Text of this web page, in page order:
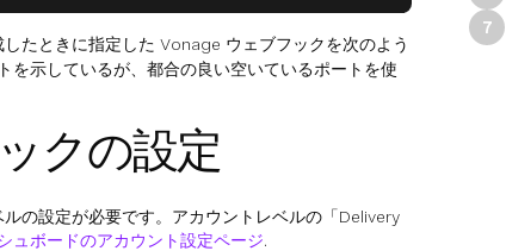
たときに指定した Vonage ウェブフックを次のよう
を示しているが、都合の良い空いているポートを使
クの設定
の設定が必要です。アカウントレベルの「Delivery
ュボードのアカウント設定ページ.
7